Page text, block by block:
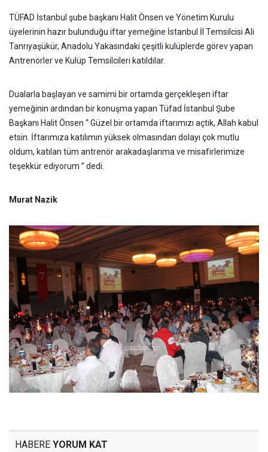
TÜFAD İstanbul şube başkanı Halit Önsen ve Yönetim Kurulu
üyelerinin hazır bulunduğu iftar yemeğine İstanbul İl Temsilcisi Ali
Tanrıyaşükür, Anadolu Yakasındaki çeşitli kulüplerde görev yapan
Antrenörler ve Kulüp Temsilcileri katıldılar.
Dualarla başlayan ve samimi bir ortamda gerçekleşen iftar
yemeğinin ardından bir konuşma yapan Tüfad İstanbul Şube
Başkanı Halit Önsen “ Güzel bir ortamda iftarımızı açtık, Allah kabul
etsin. İftarımıza katılımın yüksek olmasından dolayı çok mutlu
oldum, katılan tüm antrenör arakadaşlarıma ve misafirlerimize
teşekkür ediyorum ” dedi.
Murat Nazik
HABERE YORUM KAT